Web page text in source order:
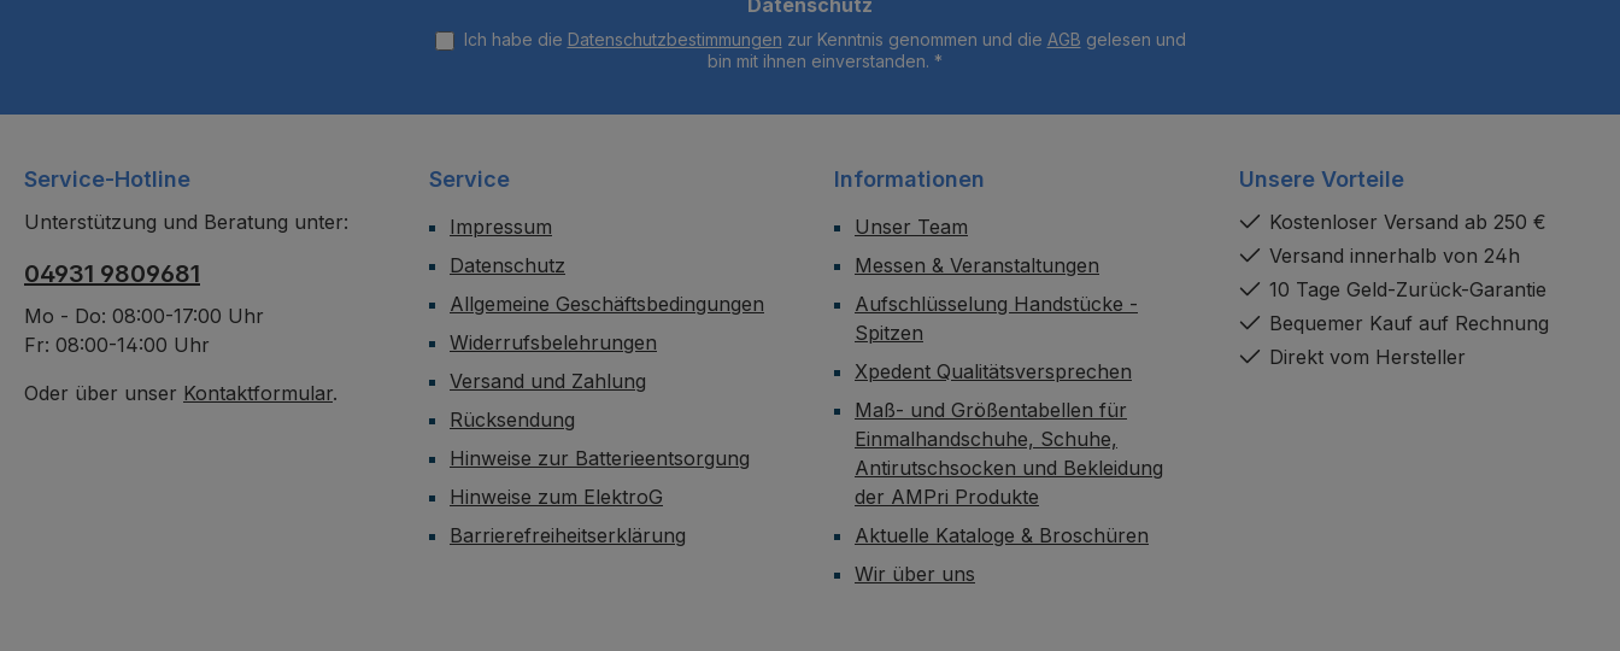
Ich habe die Datenschutzbestimmungen zur Kenntnis genommen und die AGB gelesen und
bin mit ihnen einverstanden. *
Service-Hotline
Unterstützung und Beratung unter:
04931 9809681
Mo - Do: 08:00-17:00 Uhr
Fr: 08:00-14:00 Uhr
Oder über unser Kontaktformular.
Service
Impressum
Datenschutz
Allgemeine Geschäftsbedingungen
Widerrufsbelehrungen
Versand und Zahlung
Rücksendung
Hinweise zur Batterieentsorgung
Hinweise zum ElektroG
Barrierefreiheitserklärung
Informationen
Unser Team
Messen & Veranstaltungen
Aufschlüsselung Handstücke -
Spitzen
Xpedent Qualitätsversprechen
Maß- und Größentabellen für
Einmalhandschuhe, Schuhe,
Antirutschsocken und Bekleidung
der AMPri Produkte
Aktuelle Kataloge & Broschüren
Wir über uns
Unsere Vorteile
Kostenloser Versand ab 250 €
Versand innerhalb von 24h
10 Tage Geld-Zurück-Garantie
Bequemer Kauf auf Rechnung
Direkt vom Hersteller